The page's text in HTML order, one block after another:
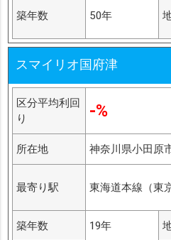
築年数 50年
スマイリオ国府津
区分平均利回
り
-%
所在地 神奈川県小田原
最寄り駅 東海道本線（東
築年数 19年